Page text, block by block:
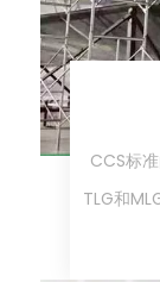
CCS标
TLG和